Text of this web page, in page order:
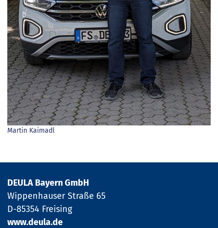
Martin Kaimadl
DEULA Bayern GmbH
Wippenhauser Straße 65
D-85354 Freising
www.deula.de